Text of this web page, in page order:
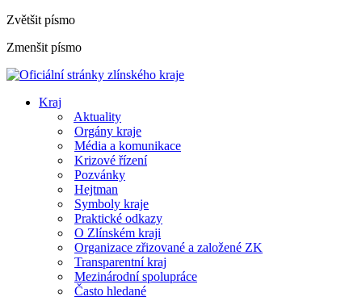
Zvětšit písmo
Zmenšit písmo
Kraj
Aktuality
Orgány kraje
Média a komunikace
Krizové řízení
Pozvánky
Hejtman
Symboly kraje
Praktické odkazy
O Zlínském kraji
Organizace zřizované a založené ZK
Transparentní kraj
Mezinárodní spolupráce
Často hledané